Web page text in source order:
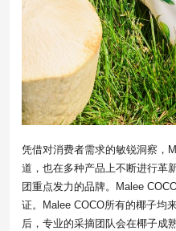
凭借对消费者需求的敏锐洞察，
道，也在多种产品上不断进行革
团重点发力的品牌。Malee
证。Malee COCO所有的椰子均
后，专业的采摘团队会在椰子成